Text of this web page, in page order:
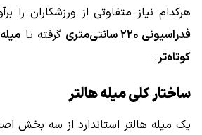
هرکدام نیاز متفاوتی از ورزشکاران را
فدراسیونی ۲۲۰ سانتی‌متری
گرفته تا
کوتاه‌تر.
ساختار کلی میله هالتر
یک میله هالتر استاندارد از سه بخش